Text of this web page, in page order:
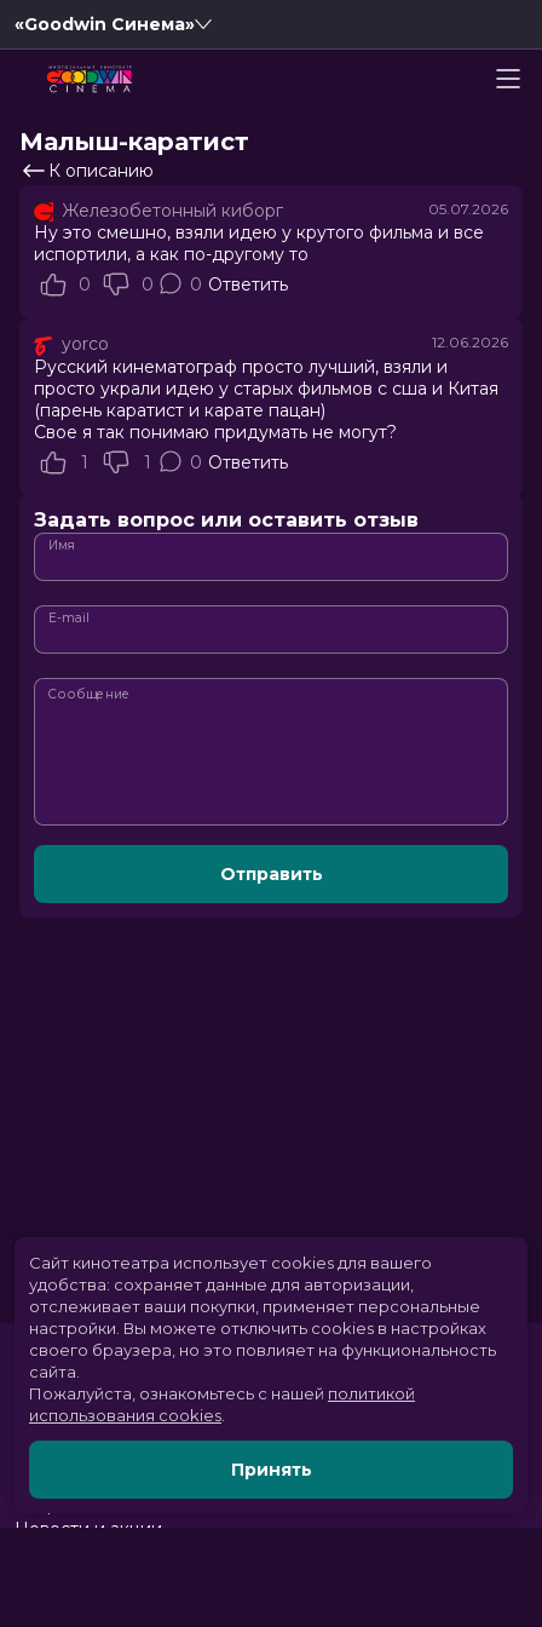
«Goodwin Синема»
Малыш-каратист
К описанию
Железобетонный киборг
05.07.2026
Ну это смешно, взяли идею у крутого фильма и все
испортили, а как по-другому то
0
0 0 Ответить
yorco 12.06.2026
Русский кинематограф просто лучший, взяли и
просто украли идею у старых фильмов с сша и Китая
(парень каратист и карате пацан)
Свое я так понимаю придумать не могут?
1
1 0 Ответить
Задать вопрос или оставить отзыв
Имя
E-mail
Сообщение
Отправить
Скоро в кино
Новости и акции
Сайт кинотеатра использует cookies для вашего
удобства: сохраняет данные для авторизации,
отслеживает ваши покупки, применяет персональные
настройки. Вы можете отключить cookies в настройках
своего браузера, но это повлияет на функциональность
сайта.
Пожалуйста, ознакомьтесь с нашей политикой
использования cookies
Принять